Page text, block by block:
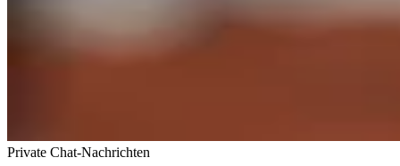
Private Chat-Nachrichten